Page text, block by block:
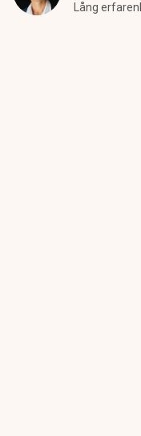
Lång